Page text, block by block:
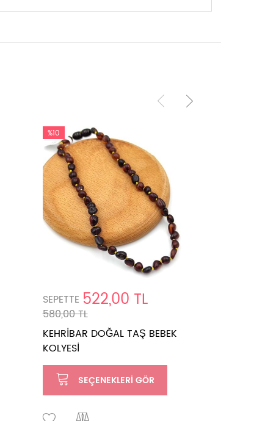
%10
SEPETTE 522,00 TL
580,00 TL
KEHRİBAR DOĞAL TAŞ BEBEK
KOLYESİ
SEÇENEKLERI GÖR